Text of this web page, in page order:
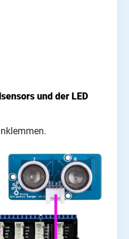
und der LED